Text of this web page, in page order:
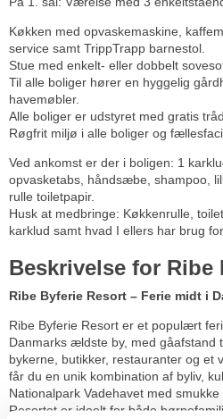
Køkken med opvaskemaskine,
service samt TrippTrapp barnestol.
Stue med enkelt- eller dobbelt
Til alle boliger hører en hyggelig
havemøbler.
Alle boliger er udstyret med gratis
Røgfrit miljø i alle boliger og
Ved ankomst er der i boligen: 1
opvasketabs, håndsæbe, shampoo,
rulle toiletpapir.
Husk at medbringe: Køkkenrulle,
karklud samt hvad I ellers har brug
Beskrivelse for Ribe
Ribe Byferie Resort – Ferie midt i
Ribe Byferie Resort er et populært
Danmarks ældste by, med gåafstand
bykerne, butikker, restauranter og
får du en unik kombination af byliv,
Nationalpark Vadehavet med
Resortet er ideelt for både